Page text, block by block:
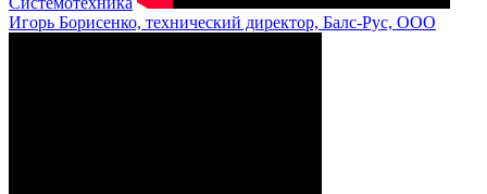
Игорь Борисенко, технический директор, Балс-Рус, ООО